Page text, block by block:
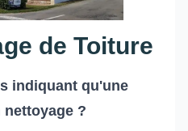
de Toiture
indiquant qu'une
?